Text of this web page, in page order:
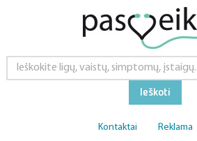
Ieškoti
Kontaktai Reklama